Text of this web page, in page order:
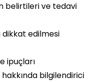
belirtileri ve tedavi
dikkat edilmesi
ipuçları
bilgilendirici